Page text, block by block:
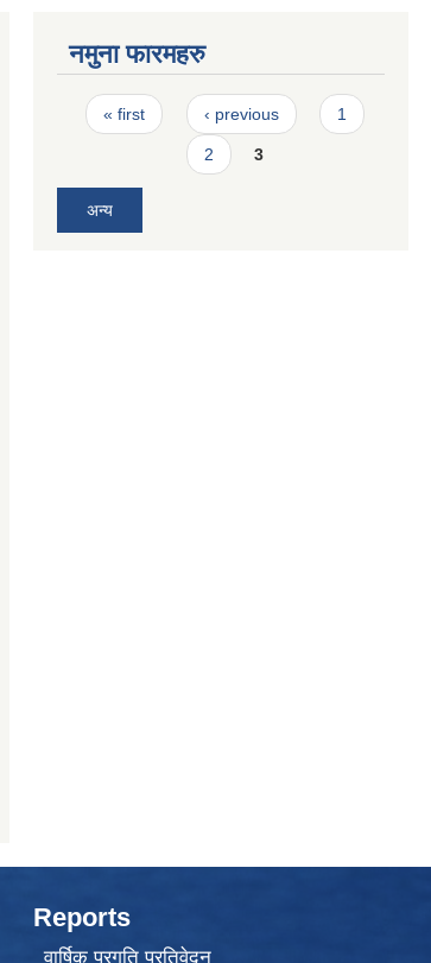
नमुना फारमहरु
Pages
« first ‹ previous 1
2 3
अन्य
Reports
वार्षिक प्रगति प्रतिवेदन